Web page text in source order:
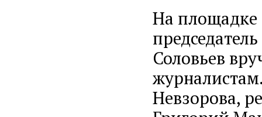
На площадке
Соловьев
Невзорова,